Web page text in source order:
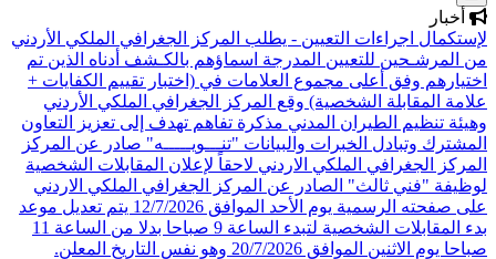
أخبار
لإستكمال اجراءات التعيين - يطلب المركز الجغرافي الملكي الأردني
من المرشـحين للتعيين المدرجة اسماؤهم بالكـشف أدناه الذين تم
اختيارهم وفق أعلى مجموع العلامات في (اختبار تقييم الكفايات +
علامة المقابلة الشخصية) وقع المركز الجغرافي الملكي الأردني
وهيئة تنظيم الطيران المدني مذكرة تفاهم تهدف إلى تعزيز التعاون
المشترك وتبادل الخبرات والبيانات "تنـــويـــــه" صادر عن المركز
المركز الجغرافي الملكي الاردني لاحقاً لإعلان المقابلات الشخصية
لوظيفة "فني ثالث" الصادر عن المركز الجغرافي الملكي الاردني
على صفحته الرسمية يوم الأحد الموافق 12/7/2026 يتم تعديل موعد
بدء المقابلات الشخصية لتبدء الساعة 9 صباحا بدلا من الساعة 11
صباحا يوم الاثنين الموافق 20/7/2026 وهو نفس التاريخ المعلن.